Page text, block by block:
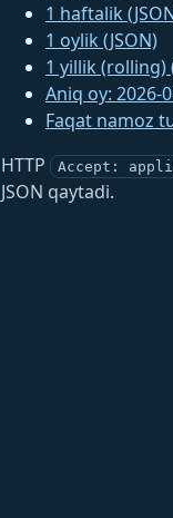
1 haftalik
1 oylik (JSON)
1 yillik (rolling)
Aniq oy: 2026-
Faqat namoz
HTTP
Accept:
JSON qaytadi.